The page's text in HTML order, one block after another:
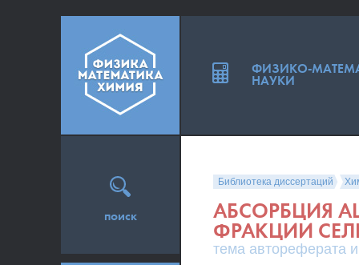
Библиотека диссертаций
АБСОРБЦИЯ
ФРАКЦИИ
тема автореферата
поиск
ФИЗИКО-
НАУКИ